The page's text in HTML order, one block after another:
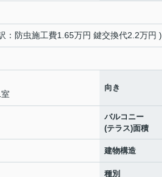
：防虫施工費1.65万円 鍵交換代2.2万円 )
向き
バルコニー
(テラス)面積
建物構造
種別